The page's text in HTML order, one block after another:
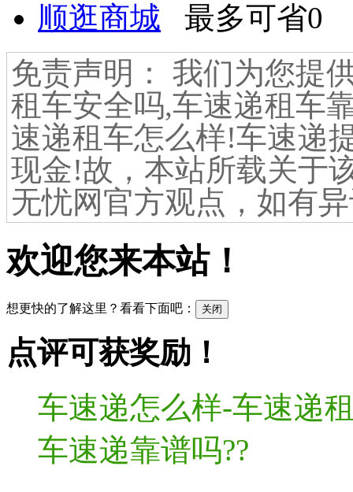
顺逛商城 最多可省0
免责声明： 我们为您提
租车安全吗,车速递租车
速递租车怎么样!车速递
现金!故，本站所载关于
无忧网官方观点，如有
欢迎您来本站！
想更快的了解这里？看看下面吧： 关闭
点评可获奖励！
车速递怎么样-车速递
车速递靠谱吗??